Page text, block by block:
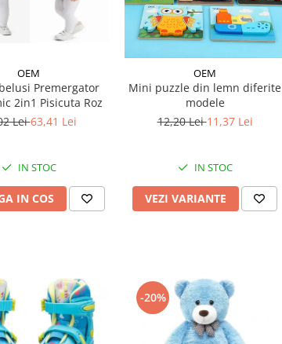
OEM
Premergator
2in1 Pisicuta Roz
Lei63,41 Lei
IN STOC
IN COS
OEM
Mini puzzle din lemn diferite
modele
12,20 Lei11,37 Lei
IN STOC
VEZI VARIANTE
-20%